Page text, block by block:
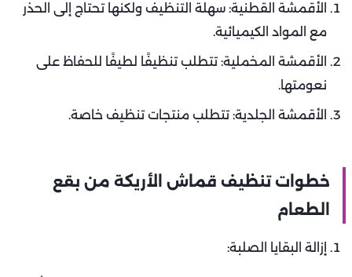
الأقمشة القطنية: سهلة التنظيف ولكنها تحتاج إلى الحذر
مع المواد الكيميائية.
الأقمشة المخملية: تتطلب تنظيفًا لطيفًا للحفاظ على
نعومتها.
الأقمشة الجلدية: تتطلب منتجات تنظيف خاصة.
خطوات تنظيف قماش الأريكة من بقع
الطعام
إزالة البقايا الصلبة: